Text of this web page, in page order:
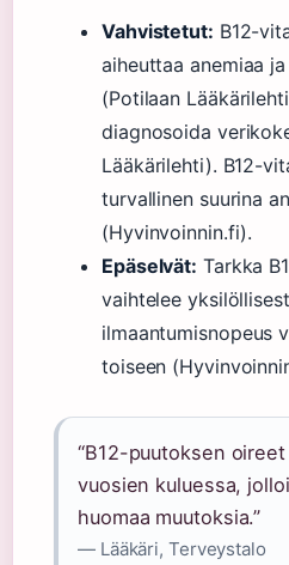
Vahvistetut: B12-
aiheuttaa anemiaa
(Potilaan
diagnosoida
Lääkärilehti). B12-
turvallinen suurina
(Hyvinvoinnin.fi).
Epäselvät: Tarkka
vaihtelee
ilmaantumisnopeus
toiseen
“B12-puutoksen
vuosien kuluessa,
huomaa muutoksia.”
— Lääkäri, Terveystalo